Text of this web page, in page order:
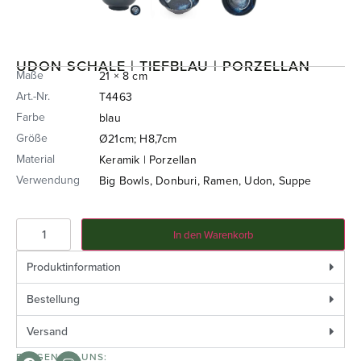
UDON SCHALE | TIEFBLAU | PORZELLAN
Maße
21 × 8 cm
Art.-Nr.
T4463
Farbe
blau
Größe
Ø21cm; H8,7cm
Material
Keramik | Porzellan
Verwendung
Big Bowls, Donburi, Ramen, Udon, Suppe
In den Warenkorb
Produktinformation
Bestellung
Versand
FOLGEN SIE UNS: